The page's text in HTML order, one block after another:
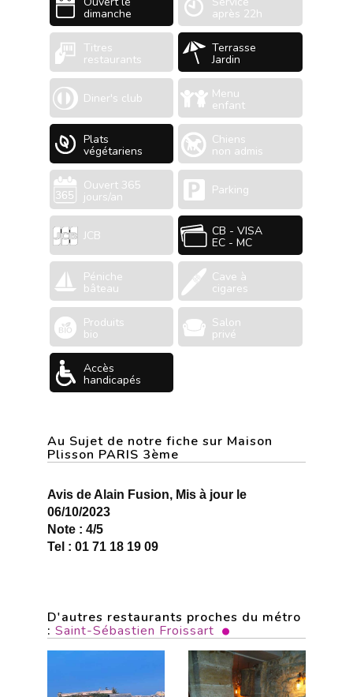
dimanche après 22h
Titres
restaurants
Terrasse
Jardin
Diner's club Menu
enfant
Plats
végétariens
Chiens
non admis
Ouvert 365
jours/an Parking
JCB CB - VISA
EC - MC
Péniche
bâteau
Cave à
cigares
Produits
bio
Salon
privé
Accès
handicapés
Au Sujet de notre fiche sur Maison
Plisson PARIS 3ème
Avis de Alain Fusion, Mis à jour le
06/10/2023
Note : 4/5
Tel : 01 71 18 19 09
D'autres restaurants proches du métro
: Saint-Sébastien Froissart